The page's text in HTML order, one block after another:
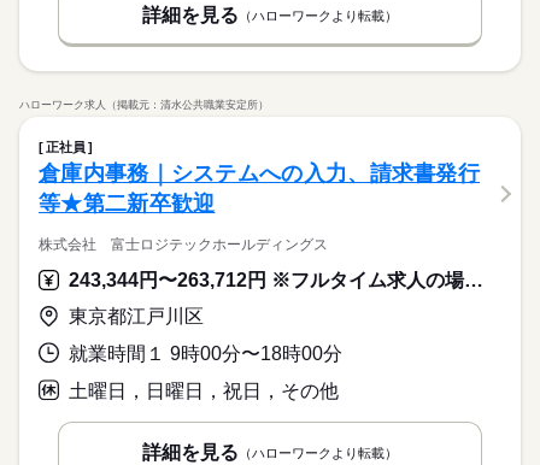
詳細を見る （ハローワークより転載）
ハローワーク求人（掲載元：清水公共職業安定所）
正社員
倉庫内事務｜システムへの入力、請求書発行
等★第二新卒歓迎
株式会社 富士ロジテックホールディングス
243,344円〜263,712円 ※フルタイム求人の場合は月額（換算額）、パート求人の場合は時間額を表示しています。
東京都江戸川区
就業時間１ 9時00分〜18時00分
土曜日，日曜日，祝日，その他
詳細を見る （ハローワークより転載）